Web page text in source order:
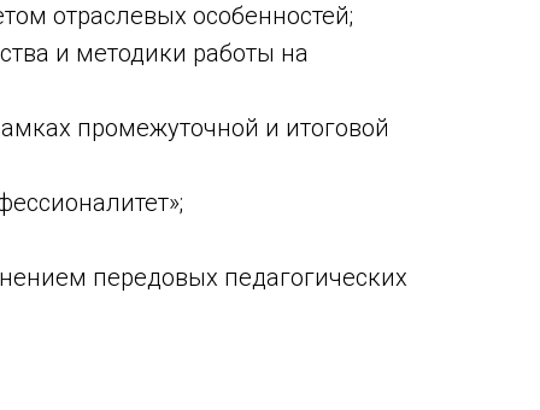
отраслевых особенностей;
и методики работы на
промежуточной и итоговой
передовых педагогических